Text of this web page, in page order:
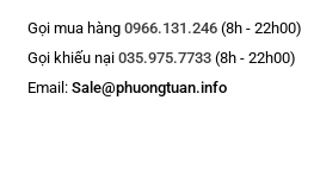
Gọi mua hàng 0966.131.246 (8h - 22h00)
Gọi khiếu nại 035.975.7733 (8h - 22h00)
Email: Sale@phuongtuan.info